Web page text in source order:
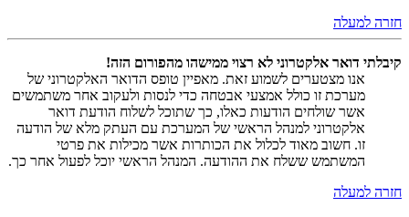
חזרה למעלה
קיבלתי דואר אלקטרוני לא רצוי ממישהו מהפורום הזה!
אנו מצטערים לשמוע זאת. מאפיין טופס הדואר האלקטרוני של
מערכת זו כולל אמצעי אבטחה כדי לנסות ולעקוב אחר משתמשים
אשר שולחים הודעות כאלו, כך שתוכל לשלוח הודעת דואר
אלקטרוני למנהל הראשי של המערכת עם העתק מלא של הודעה
זו. חשוב מאוד לכלול את הכותרות אשר מכילות את פרטי
המשתמש ששלח את ההודעה. המנהל הראשי יוכל לפעול אחר כך.
חזרה למעלה